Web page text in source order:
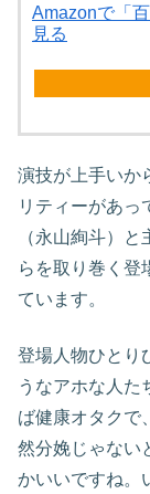
Amazonで「
見る
演技が上手いか
リティーがあっ
（永山絢斗）
らを取り巻く登
ています。
登場人物ひとり
うなアホな人た
ば健康オタクで
然分娩じゃない
かいいですね。